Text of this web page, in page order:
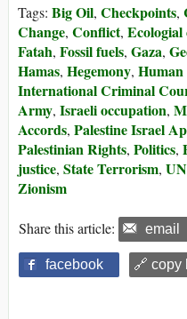
Tags: Big Oil, Checkpoints,
Change, Conflict,
Fatah, Fossil fuels, Gaza,
Hamas, Hegemony,
International Criminal
Army, Israeli occupation,
Accords, Palestine Israel
Palestinian Rights, Politics,
justice, State Terrorism, UN
Zionism
Share this article: email
facebook 🔗 copy